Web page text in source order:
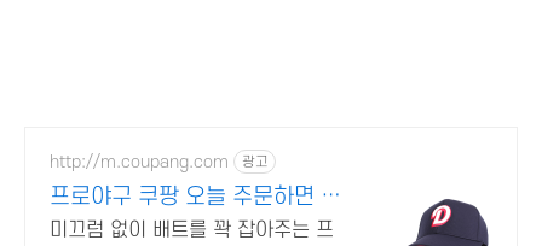
http://m.coupang.com 광고
프로야구 쿠팡 오늘 주문하면 내
일 도착
미끄럼 없이 배트를 꽉 잡아주는 프